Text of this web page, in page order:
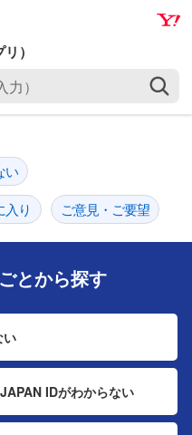
い
入り ご意見・ご要望
とから探す
い
IDがわからない